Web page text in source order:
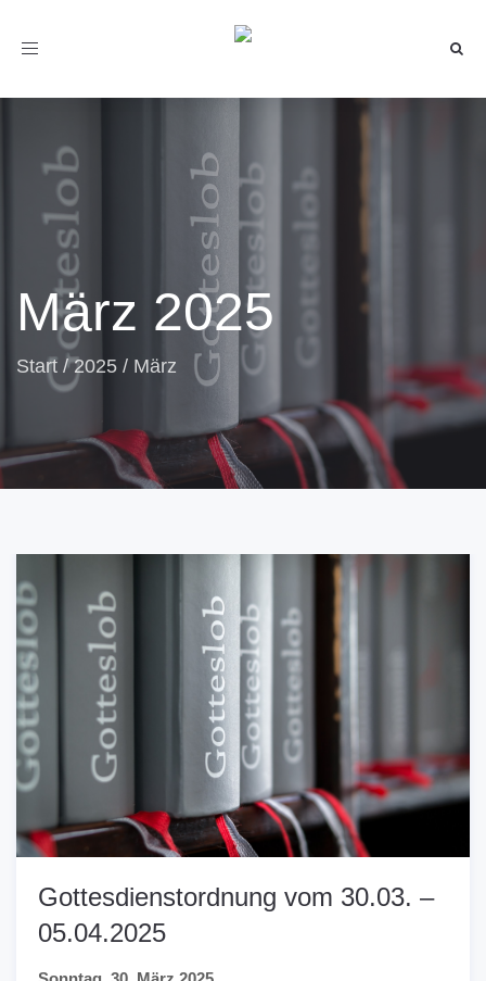
Toggle
März 2025
Start /2025 / März
Gottesdienstordnung vom 30.03. –
05.04.2025